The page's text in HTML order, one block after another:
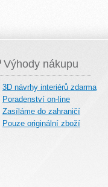
Výhody nákupu
3D návrhy interiérů zdarma
Poradenství on-line
Zasíláme do zahraničí
Pouze originální zboží